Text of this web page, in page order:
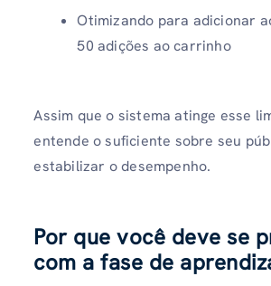
Otimizando para adicionar
50 adições ao carrinho
Assim que o sistema atinge esse
entende o suficiente sobre seu
estabilizar o desempenho.
Por que você deve se
com a fase de